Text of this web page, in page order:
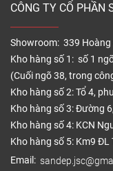
CÔNG TY CỔ PHẦN
Showroom: 339 Hoàng
Kho hàng số 1: số 1
(Cuối ngõ 38, trong
Kho hàng số 2: Tổ 4,
Kho hàng số 3: Đường
Kho hàng số 4: KCN
Kho hàng số 5: Km9
Email: